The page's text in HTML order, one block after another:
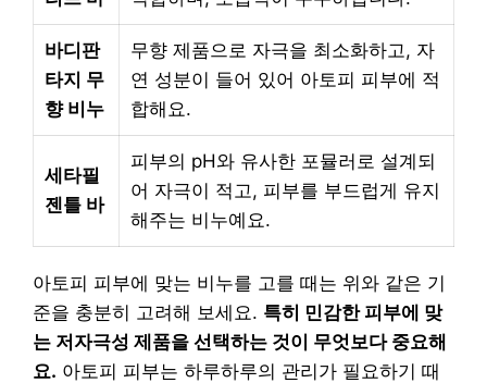
바디판
타지 무
향 비누
무향 제품으로 자극을 최소화하고, 자
연 성분이 들어 있어 아토피 피부에 적
합해요.
세타필
젠틀 바
피부의 pH와 유사한 포뮬러로 설계되
어 자극이 적고, 피부를 부드럽게 유지
해주는 비누예요.
아토피 피부에 맞는 비누를 고를 때는 위와 같은 기
준을 충분히 고려해 보세요. 특히 민감한 피부에 맞
는 저자극성 제품을 선택하는 것이 무엇보다 중요해
요. 아토피 피부는 하루하루의 관리가 필요하기 때